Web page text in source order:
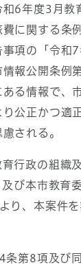
6年度3月教
に関する条
事項の「令和
情報公開条例
ある情報で、
り公正かつ適
される。
行政の組織
び本市教育
り、本案件
条第8項及び